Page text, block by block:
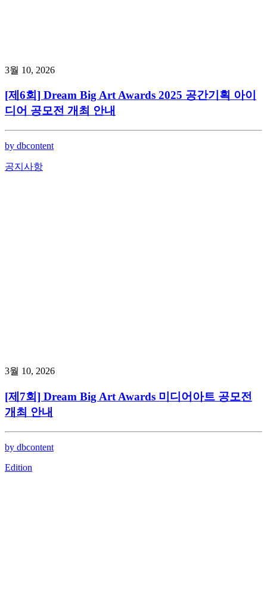
3월 10, 2026
[제6회] Dream Big Art Awards 2025 공간기획 아이
디어 공모전 개최 안내
by dbcontent
공지사항
3월 10, 2026
[제7회] Dream Big Art Awards 미디어아트 공모전
개최 안내
by dbcontent
Edition